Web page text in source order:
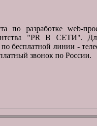
по разработке web-
"PR В СЕТИ".
бесплатной линии -
звонок по России.